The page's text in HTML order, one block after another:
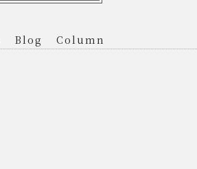
Blog
Column